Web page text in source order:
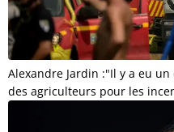
Alexandre Jardin :"Il y a eu
des agriculteurs pour les